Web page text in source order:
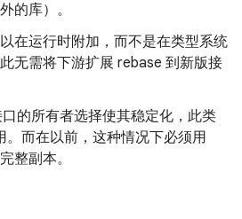
的库）。
在运行时附加，而不是在类型系统
无需将下游扩展 rebase 到新版接
的所有者选择使其稳定化，此类
。而在以前，这种情况下必须用
整副本。